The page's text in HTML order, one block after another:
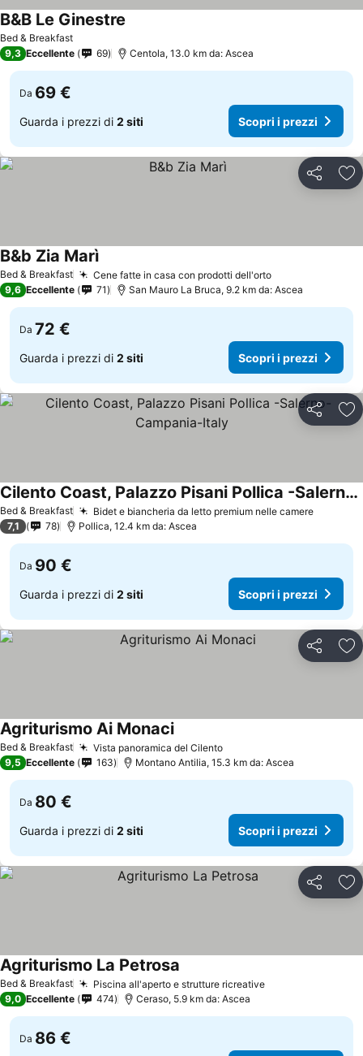
Bed & Breakfast
B&B Le Ginestre
9,3 Eccellente 69 Centola, 13.0 km da: Ascea
Da 69 €
Guarda i prezzi di 2 siti Scopri i prezzi
Condividi
Bed & Breakfast Cene fatte in casa con prodotti dell'orto
B&b Zia Marì
9,6 Eccellente 71 San Mauro La Bruca, 9.2 km da: Ascea
Da 72 €
Guarda i prezzi di 2 siti Scopri i prezzi
Condividi
Bed & Breakfast Bidet e biancheria da letto premium nelle camere
Cilento Coast, Palazzo Pisani Pollica -Salerno-Campania-Italy
7,1 78 Pollica, 12.4 km da: Ascea
Da 90 €
Guarda i prezzi di 2 siti Scopri i prezzi
Condividi
Bed & Breakfast Vista panoramica del Cilento
Agriturismo Ai Monaci
9,5 Eccellente 163 Montano Antilia, 15.3 km da: Ascea
Da 80 €
Guarda i prezzi di 2 siti Scopri i prezzi
Condividi
Bed & Breakfast Piscina all'aperto e strutture ricreative
Agriturismo La Petrosa
9,0 Eccellente 474 Ceraso, 5.9 km da: Ascea
Da 86 €